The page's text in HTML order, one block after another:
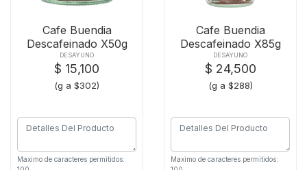
Cafe Buendia
Descafeinado X50g
DESAYUNO
$ 15,100
(g a $302)
Maximo de caracteres permitidos:
Cafe Buendia
Descafeinado X85g
DESAYUNO
$ 24,500
(g a $288)
Maximo de caracteres permitidos: